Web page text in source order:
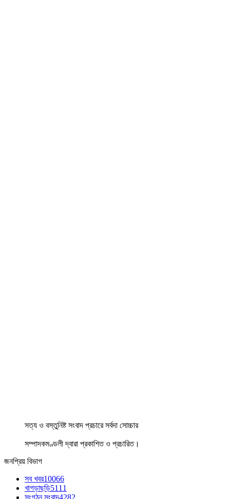
সত্য ও বস্তুনিষ্ট সংবাদ প্রচারে সর্বদা সোচ্চার
সম্পাদকমণ্ডলী দ্বারা প্রকাশিত ও প্রচারিত।
জনপ্রিয় বিভাগ
সব খবর10066
খাগড়াছড়ি5111
সংগঠন সংবাদ4282